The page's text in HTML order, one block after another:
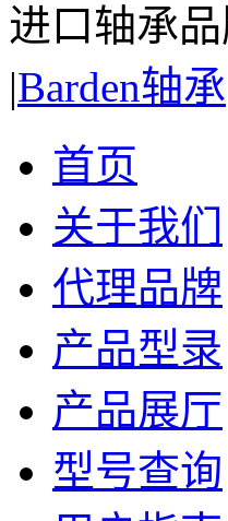
进口轴承品
|Barden轴承
首页
关于我们
代理品牌
产品型录
产品展厅
型号查询